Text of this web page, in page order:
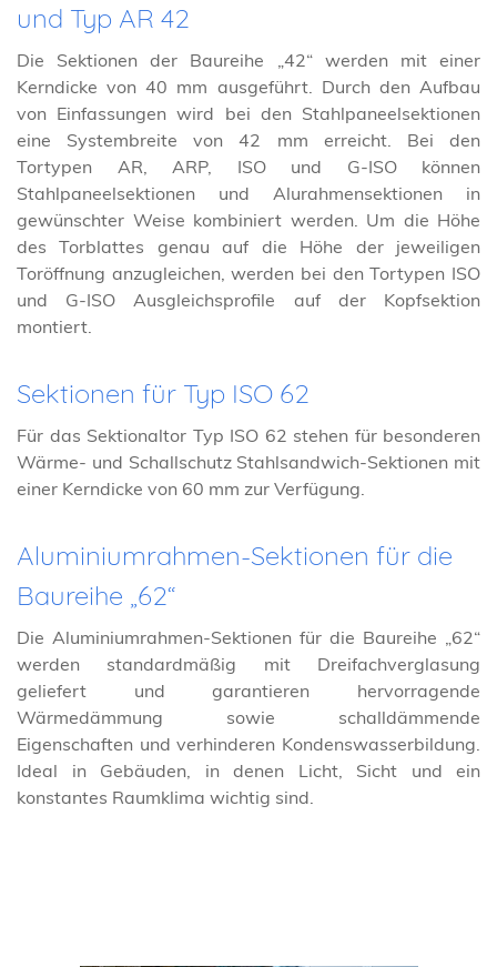
und Typ AR 42
Die Sektionen der Baureihe „42“ werden mit einer
Kerndicke von 40 mm ausgeführt. Durch den Aufbau
von Einfassungen wird bei den Stahlpaneelsektionen
eine Systembreite von 42 mm erreicht. Bei den
Tortypen AR, ARP, ISO und G-ISO können
Stahlpaneelsektionen und Alurahmensektionen in
gewünschter Weise kombiniert werden. Um die Höhe
des Torblattes genau auf die Höhe der jeweiligen
Toröffnung anzugleichen, werden bei den Tortypen ISO
und G-ISO Ausgleichsprofile auf der Kopfsektion
montiert.
Sektionen für Typ ISO 62
Für das Sektionaltor Typ ISO 62 stehen für besonderen
Wärme- und Schallschutz Stahlsandwich-Sektionen mit
einer Kerndicke von 60 mm zur Verfügung.
Aluminiumrahmen-Sektionen für die
Baureihe „62“
Die Aluminiumrahmen-Sektionen für die Baureihe „62“
werden standardmäßig mit Dreifachverglasung
geliefert und garantieren hervorragende
Wärmedämmung sowie schalldämmende
Eigenschaften und verhinderen Kondenswasserbildung.
Ideal in Gebäuden, in denen Licht, Sicht und ein
konstantes Raumklima wichtig sind.